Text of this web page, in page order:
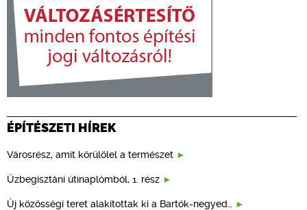
ÉPÍTÉSZETI HÍREK
Városrész, amit körülölel a természet
Üzbegisztáni útinaplómból, 1. rész
Új közösségi teret alakítottak ki a Bartók-negyed…